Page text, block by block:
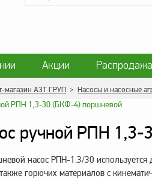
Акции Распродажа
Согласие на обработку
конфиденциальности
магазин АЗТ ГРУП > Насосы и насосные
ручной РПН
насос РПН-1.3/30 используется
горючих материалов с